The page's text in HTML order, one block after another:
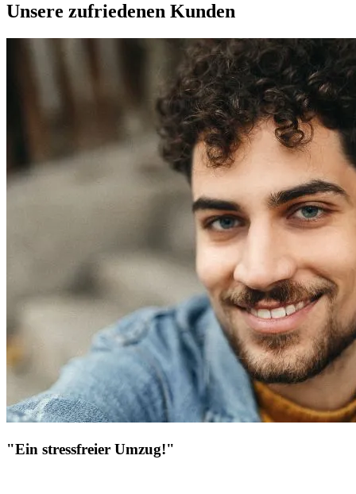
Unsere zufriedenen Kunden
"Ein stressfreier Umzug!"